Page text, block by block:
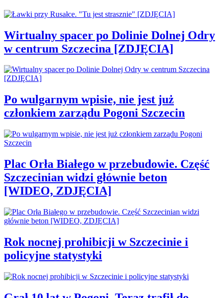
Wirtualny spacer po Dolinie Dolnej Odry
w centrum Szczecina [ZDJĘCIA]
Po wulgarnym wpisie, nie jest już
członkiem zarządu Pogoni Szczecin
Plac Orła Białego w przebudowie. Część
Szczecinian widzi głównie beton
[WIDEO, ZDJĘCIA]
Rok nocnej prohibicji w Szczecinie i
policyjne statystyki